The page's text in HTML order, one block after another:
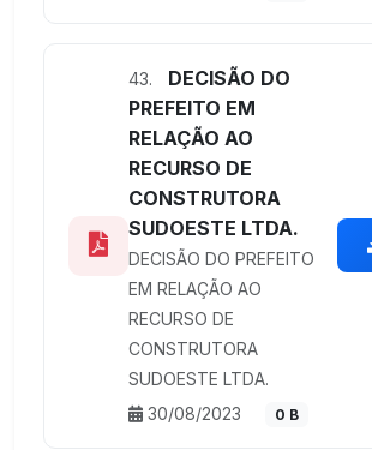
43.
DECISÃO DO
PREFEITO EM
RELAÇÃO AO
RECURSO DE
CONSTRUTORA
SUDOESTE LTDA.
DECISÃO DO PREFEITO
EM RELAÇÃO AO
RECURSO DE
CONSTRUTORA
SUDOESTE LTDA.
30/08/2023
0 B